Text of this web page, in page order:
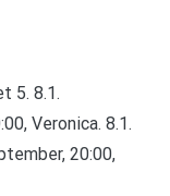
5. 8.1.
Veronica. 8.1.
20:00,